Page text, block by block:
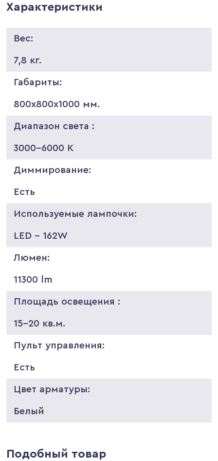
Характеристики
Вес:
7,8 кг.
Габариты:
800х800х1000 мм.
Диапазон света :
3000-6000 K
Диммирование:
Есть
Используемые лампочки:
LED - 162W
Люмен:
11300 lm
Площадь освещения :
15-20 кв.м.
Пульт управления:
Есть
Цвет арматуры:
Белый
Подобный товар